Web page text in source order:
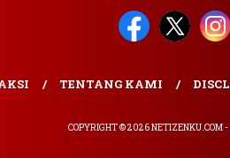
TENTANG KAMI
COPYRIGHT © 2026 NETIZENKU.COM